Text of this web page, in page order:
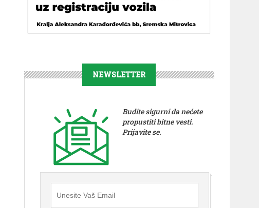
NEWSLETTER
Budite sigurni da nećete
propustiti bitne vesti.
Prijavite se.